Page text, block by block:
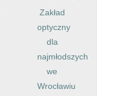
Zakład
optyczny
dla
najmłodszych
we
Wrocławiu